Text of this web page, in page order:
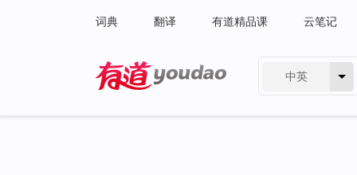
词典 翻译 有道精品课 云笔记
中英